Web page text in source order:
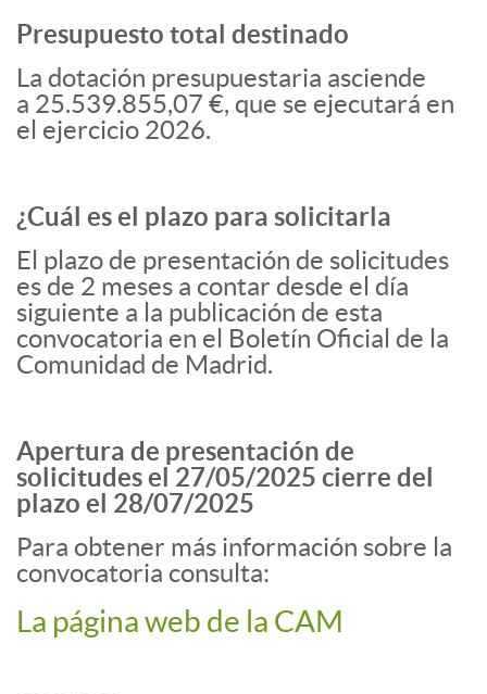
Presupuesto total destinado
La dotación presupuestaria asciende
a 25.539.855,07 €, que se ejecutará en
el ejercicio 2026.
¿Cuál es el plazo para solicitarla
El plazo de presentación de solicitudes
es de 2 meses a contar desde el día
siguiente a la publicación de esta
convocatoria en el Boletín Oficial de la
Comunidad de Madrid.
Apertura de presentación de
solicitudes el 27/05/2025 cierre del
plazo el 28/07/2025
Para obtener más información sobre la
convocatoria consulta:
La página web de la CAM